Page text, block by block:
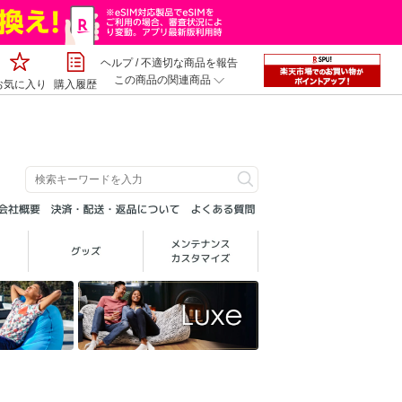
気に入り 購入履歴
ヘルプ/不適切な商品を報告
この商品の関連商品